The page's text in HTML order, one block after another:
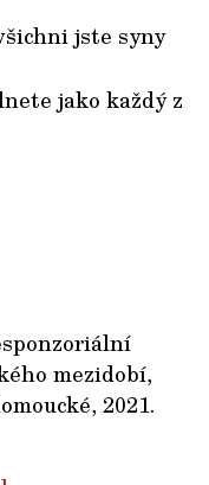
jste syny
jako každý z
mezidobí,
2021.